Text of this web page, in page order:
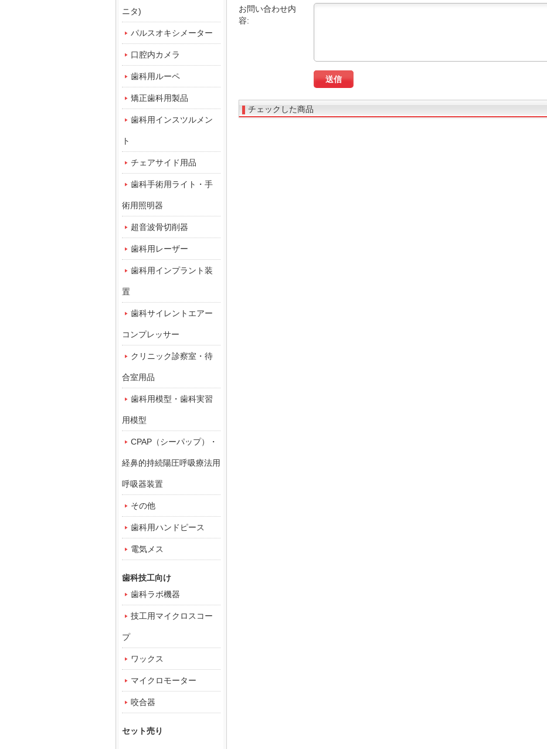
お問い合わせ内
容:
チェックした商品
ニタ)
パルスオキシメーター
口腔内カメラ
歯科用ルーペ
矯正歯科用製品
歯科用インスツルメン
ト
チェアサイド用品
歯科手術用ライト・手
術用照明器
超音波骨切削器
歯科用レーザー
歯科用インプラント装
置
歯科サイレントエアー
コンプレッサー
クリニック診察室・待
合室用品
歯科用模型・歯科実習
用模型
CPAP（シーパップ）・
経鼻的持続陽圧呼吸療法用
呼吸器装置
その他
歯科用ハンドピース
電気メス
歯科技工向け
歯科ラボ機器
技工用マイクロスコー
プ
ワックス
マイクロモーター
咬合器
セット売り